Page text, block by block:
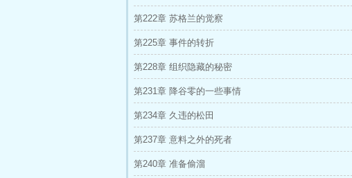
第222章 苏格兰的觉察
第225章 事件的转折
第228章 组织隐藏的秘密
第231章 降谷零的一些事情
第234章 久违的松田
第237章 意料之外的死者
第240章 准备偷溜